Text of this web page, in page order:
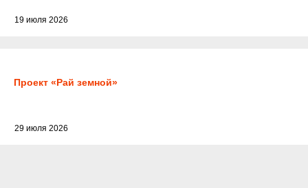
19 июля 2026
Проект «Рай земной»
29 июля 2026